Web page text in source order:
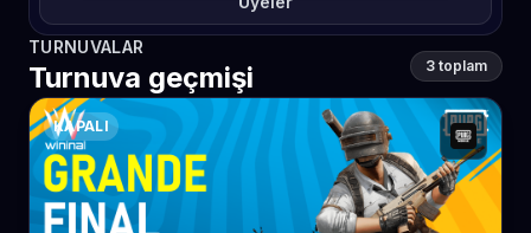
TURNUVALAR
Turnuva geçmişi 3 toplam
KAPALI